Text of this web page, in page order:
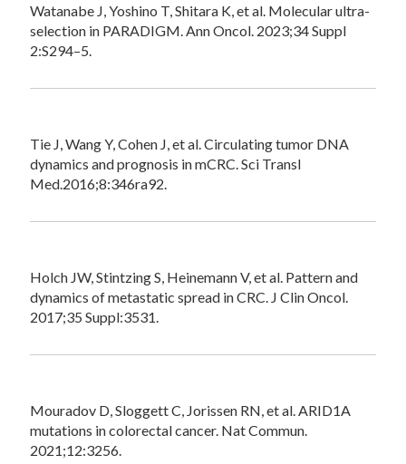
Watanabe J, Yoshino T, Shitara K, et al. Molecular ultra-
selection in PARADIGM. Ann Oncol. 2023;34 Suppl
2:S294–5.
Tie J, Wang Y, Cohen J, et al. Circulating tumor DNA
dynamics and prognosis in mCRC. Sci Transl
Med.2016;8:346ra92.
Holch JW, Stintzing S, Heinemann V, et al. Pattern and
dynamics of metastatic spread in CRC. J Clin Oncol.
2017;35 Suppl:3531.
Mouradov D, Sloggett C, Jorissen RN, et al. ARID1A
mutations in colorectal cancer. Nat Commun.
2021;12:3256.